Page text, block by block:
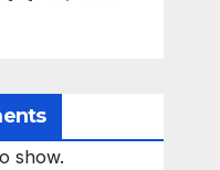
show.